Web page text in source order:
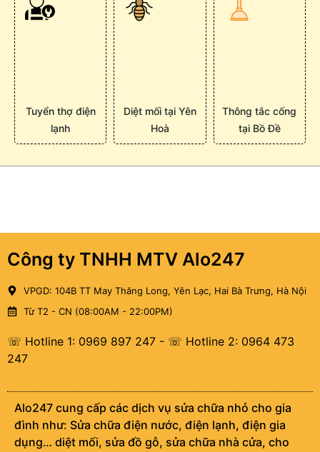
Tuyển thợ điện
lạnh
Diệt mối tại Yên
Hoà
Thông tắc cống
tại Bồ Đề
Công ty TNHH MTV Alo247
VPGD: 104B TT May Thăng Long, Yên Lạc, Hai Bà Trưng, Hà Nội
Từ T2 - CN (08:00AM - 22:00PM)
☏ Hotline 1: 0969 897 247 - ☏ Hotline 2: 0964 473
247
Alo247 cung cấp các dịch vụ sửa chữa nhỏ cho gia
đình như: Sửa chữa điện nước, điện lạnh, điện gia
dụng… diệt mối, sửa đồ gỗ, sửa chữa nhà cửa, cho